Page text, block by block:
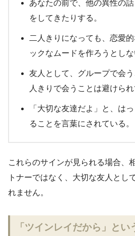
あなたの前で、他の異性の
をしてきたりする。
二人きりになっても、恋愛
ックなムードを作ろうとしな
友人として、グループで会
人きりで会うことは避けられ
「大切な友達だよ」と、は
ることを言葉にされている。
これらのサインが見られる場合、
トナーではなく、大切な友人とし
れません。
「ツインレイだから」と